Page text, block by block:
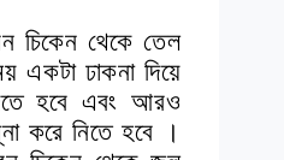
চিকেন থেকে তেল
ঢাকনা দিয়ে
হবে এবং আরও
করে নিতে হবে ।